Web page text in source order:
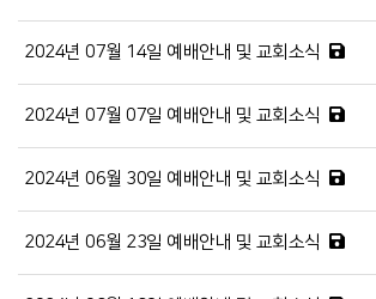
2024년 07월 14일 예배안내 및 교회소식
2024년 07월 07일 예배안내 및 교회소식
2024년 06월 30일 예배안내 및 교회소식
2024년 06월 23일 예배안내 및 교회소식